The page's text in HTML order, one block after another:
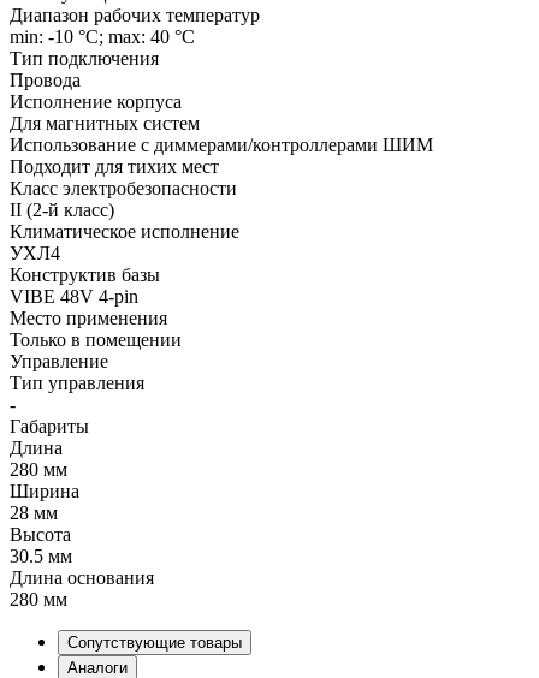
Диапазон рабочих температур
min: -10 °C; max: 40 °C
Тип подключения
Провода
Исполнение корпуса
Для магнитных систем
Использование с диммерами/контроллерами ШИМ
Подходит для тихих мест
Класс электробезопасности
II (2-й класс)
Климатическое исполнение
УХЛ4
Конструктив базы
VIBE 48V 4-pin
Место применения
Только в помещении
Управление
Тип управления
-
Габариты
Длина
280 мм
Ширина
28 мм
Высота
30.5 мм
Длина основания
280 мм
Сопутствующие товары
Аналоги